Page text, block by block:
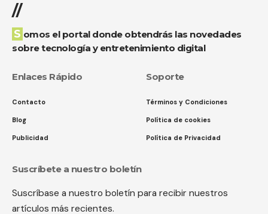
//
Somos el portal donde obtendrás las novedades
sobre tecnología y entretenimiento digital
Enlaces Rápido
Contacto
Blog
Publicidad
Soporte
Términos y Condiciones
Política de cookies
Política de Privacidad
Suscríbete a nuestro boletín
Suscríbase a nuestro boletín para recibir nuestros
artículos más recientes.